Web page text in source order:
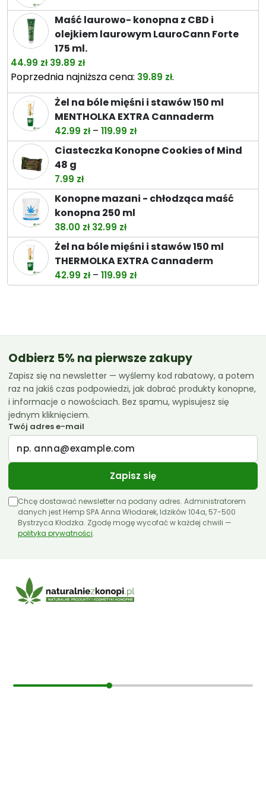
do
74.49 zł
Maść laurowo- konopna z CBD i
olejkiem laurowym LauroCann Forte
175 ml.
44.99 zł Pierwotna
cena
wynosiła:
44.99 zł.
39.89 złAktualna
cena
wynosi:
39.89 zł.
Poprzednia najniższa cena: 39.89 zł.
Żel na bóle mięśni i stawów 150 ml
MENTHOLKA EXTRA Cannaderm
42.99 zł – 119.99 złZakres
cen:
od
do
119.99 zł
Ciasteczka Konopne Cookies of Mind
48 g
7.99 zł
Konopne mazani - chłodząca maść
konopna 250 ml
38.00 zł Pierwotna
cena
wynosiła:
38.00 zł.
32.99 złAktualna
cena
wynosi:
32.99 zł.
Żel na bóle mięśni i stawów 150 ml
THERMOLKA EXTRA Cannaderm
42.99 zł – 119.99 złZakres
cen:
Odbierz 5% na pierwsze zakupy
Zapisz się na newsletter — wyślemy kod rabatowy, a potem
raz na jakiś czas podpowiedzi, jak dobrać produkty konopne,
i informacje o nowościach. Bez spamu, wypisujesz się
jednym kliknięciem.
Twój adres e-mail
Zapisz się
Chcę dostawać newsletter na podany adres. Administratorem
danych jest Hemp SPA Anna Włodarek, Idzików 104a, 57-500
Bystrzyca Kłodzka. Zgodę mogę wycofać w każdej chwili —
polityka prywatności.